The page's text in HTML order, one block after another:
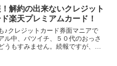
解約の出来ないクレジット
楽天プレミアムカード！
♪クレジットカード券面マニアで
ル中、バツイチ、５０代のおっさ
うもすみません。続報ですが、周